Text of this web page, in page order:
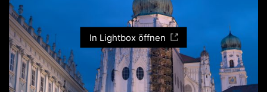
In Lightbox öffnen